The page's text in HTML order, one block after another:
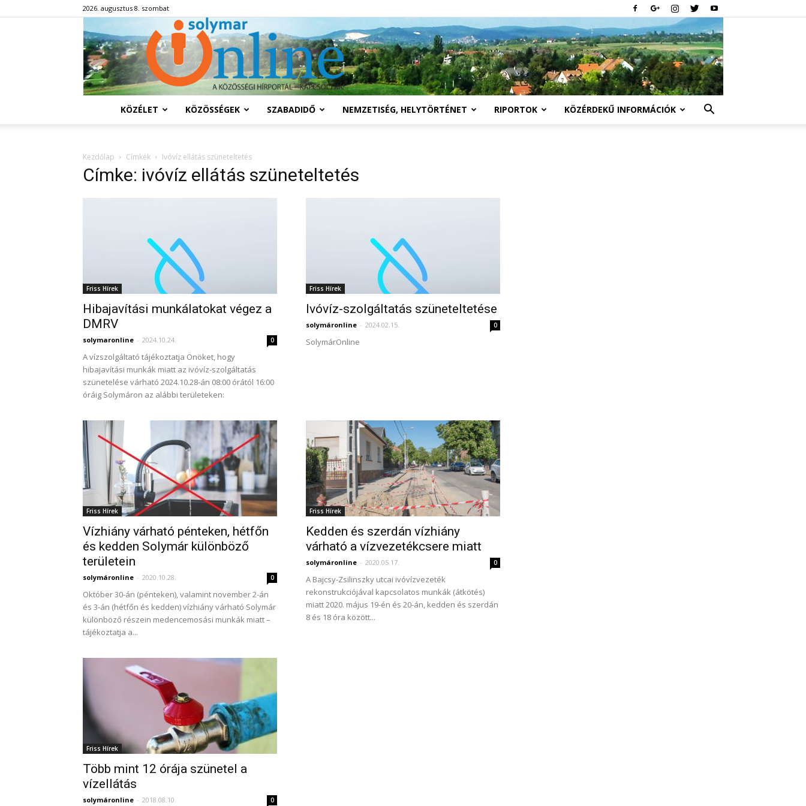
2026. augusztus 8. szombat
Solymár
KÖZÉLET KÖZÖSSÉGEK SZABADIDŐ NEMZETISÉG, HELYTÖRTÉNET RIPORTOK KÖZÉRDEKŰ INFORMÁCIÓK
Kezdőlap Címkék Ivóvíz ellátás szüneteltetés
Címke: ivóvíz ellátás szüneteltetés
Friss Hírek
Hibajavítási munkálatokat végez a
DMRV
solymaronline - 2024.10.24. 0
A vízszolgáltató tájékoztatja Önöket, hogy
hibajavítási munkák miatt az ivóvíz-szolgáltatás
szünetelése várható 2024.10.28-án 08:00 órától 16:00
óráig Solymáron az alábbi területeken:
Friss Hírek
Ivóvíz-szolgáltatás szüneteltetése
solymáronline - 2024.02.15. 0
SolymárOnline
Friss Hírek
Vízhiány várható pénteken, hétfőn
és kedden Solymár különböző
területein
solymáronline - 2020.10.28. 0
Október 30-án (pénteken), valamint november 2-án
és 3-án (hétfőn és kedden) vízhiány várható Solymár
különböző részein medencemosási munkák miatt –
tájékoztatja a...
Friss Hírek
Kedden és szerdán vízhiány
várható a vízvezetékcsere miatt
solymáronline - 2020.05.17. 0
A Bajcsy-Zsilinszky utcai ivóvízvezeték
rekonstrukciójával kapcsolatos munkák (átkötés)
miatt 2020. május 19-én és 20-án, kedden és szerdán
8 és 18 óra között...
Friss Hírek
Több mint 12 órája szünetel a
vízellátás
solymáronline - 2018.08.10. 0